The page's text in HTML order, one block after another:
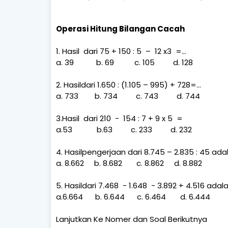
Operasi Hitung Bilangan Cacah
1. Hasil dari 75 + 150 : 5 – 12 x3 =…
a. 39
b. 69 c. 105 d. 128
2. Hasildari 1.650 : (1.105 – 995) + 728=…
a. 733
b. 734 c. 743 d. 744
3.Hasil dari 210 - 154 : 7 + 9 x 5 =
a.53
b.63 c. 233 d. 232
4. Hasilpengerjaan dari 8.745 – 2.835 : 45
a. 8.662
b. 8.682 c. 8.862 d. 8.882
5. Hasildari 7.468 - 1.648 - 3.892 + 4.516
a.6.664
b. 6.644 c. 6.464 d. 6.444
Lanjutkan Ke Nomer dan Soal Berikutnya